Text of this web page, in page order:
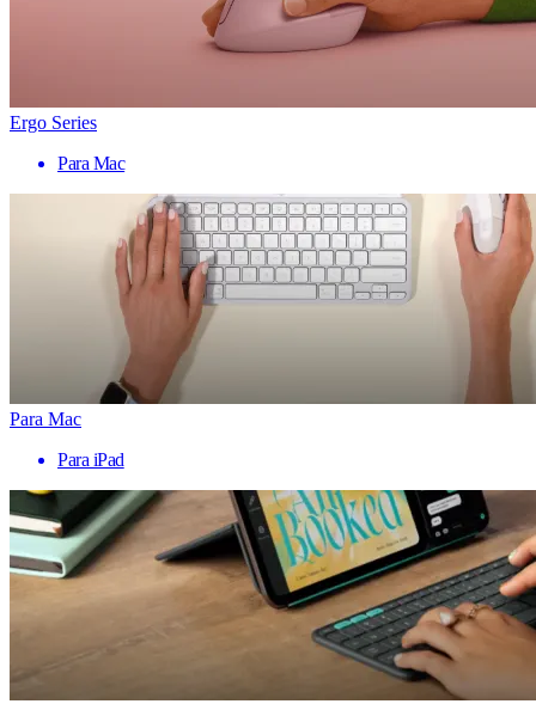
Ergo Series
Para Mac
Para Mac
Para iPad